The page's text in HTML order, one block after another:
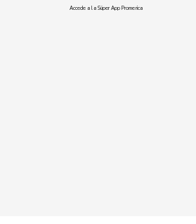
Accede a la Súper App Promerica